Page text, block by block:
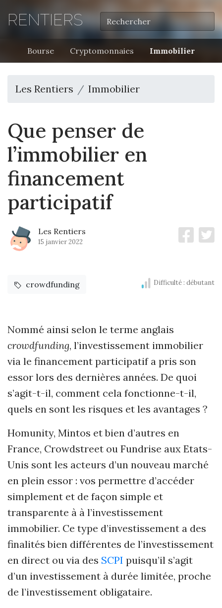
RENTIERS
Bourse Cryptomonnaies Immobilier
Les Rentiers Immobilier
Que penser de
l’immobilier en
financement
participatif
Les Rentiers
15 janvier 2022
crowdfunding Difficulté : débutant
Nommé ainsi selon le terme anglais
crowdfunding, l’investissement immobilier
via le financement participatif a pris son
essor lors des dernières années. De quoi
s’agit-t-il, comment cela fonctionne-t-il,
quels en sont les risques et les avantages ?
Homunity, Mintos et bien d’autres en
France, Crowdstreet ou Fundrise aux Etats-
Unis sont les acteurs d’un nouveau marché
en plein essor : vos permettre d’accéder
simplement et de façon simple et
transparente à à l’investissement
immobilier. Ce type d’investissement a des
finalités bien différentes de l’investissement
en direct ou via des SCPI puisqu’il s’agit
d’un investissement à durée limitée, proche
de l’investissement obligataire.